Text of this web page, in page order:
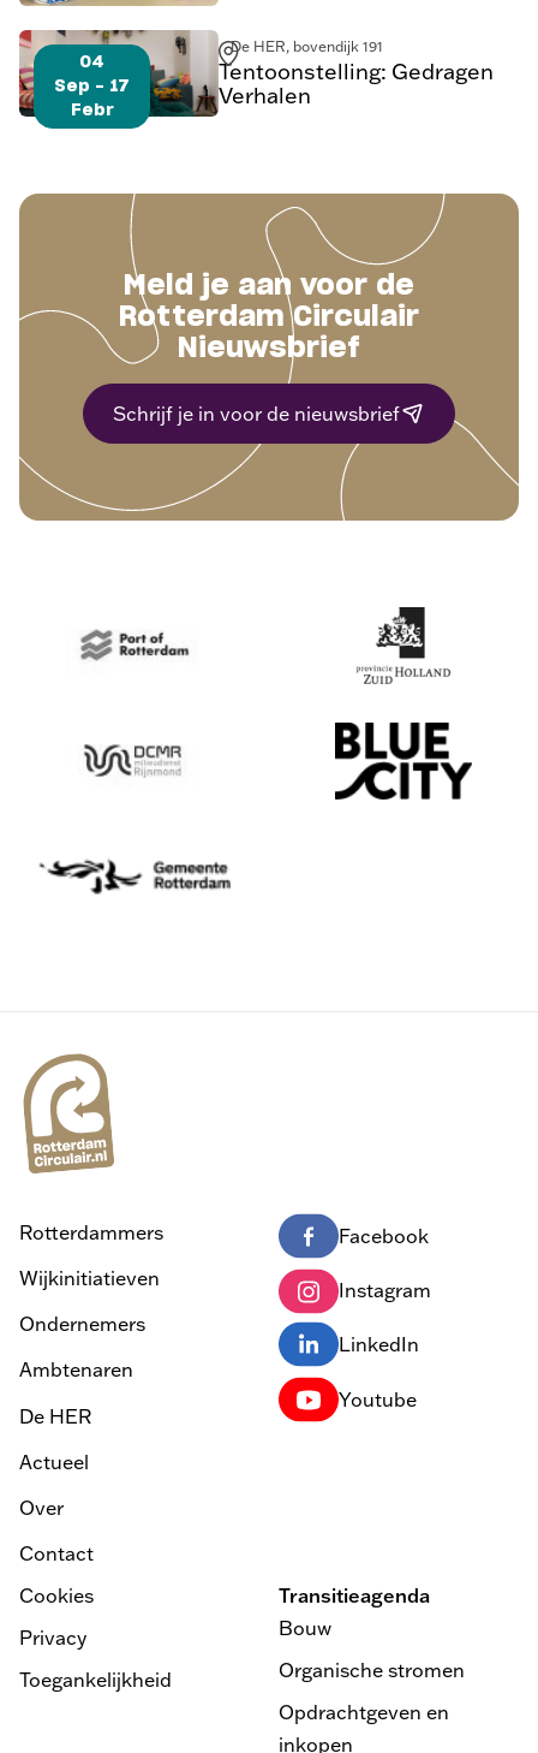
04
Sep - 17
Febr
De HER, bovendijk 191
Tentoonstelling: Gedragen
Verhalen
Meld je aan voor de
Rotterdam Circulair
Nieuwsbrief
Schrijf je in voor de nieuwsbrief
Rotterdammers
Wijkinitiatieven
Ondernemers
Ambtenaren
De HER
Actueel
Over
Contact
Facebook
Instagram
LinkedIn
Youtube
Cookies
Privacy
Toegankelijkheid
Transitieagenda
Bouw
Organische stromen
Opdrachtgeven en
inkopen